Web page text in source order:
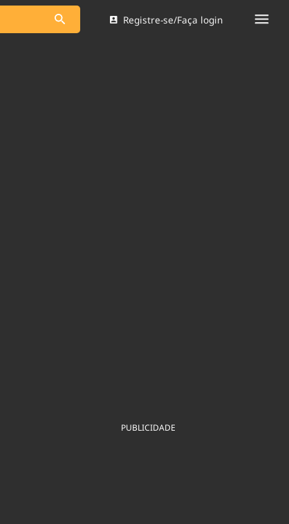
Registre-se/Faça login
PUBLICIDADE